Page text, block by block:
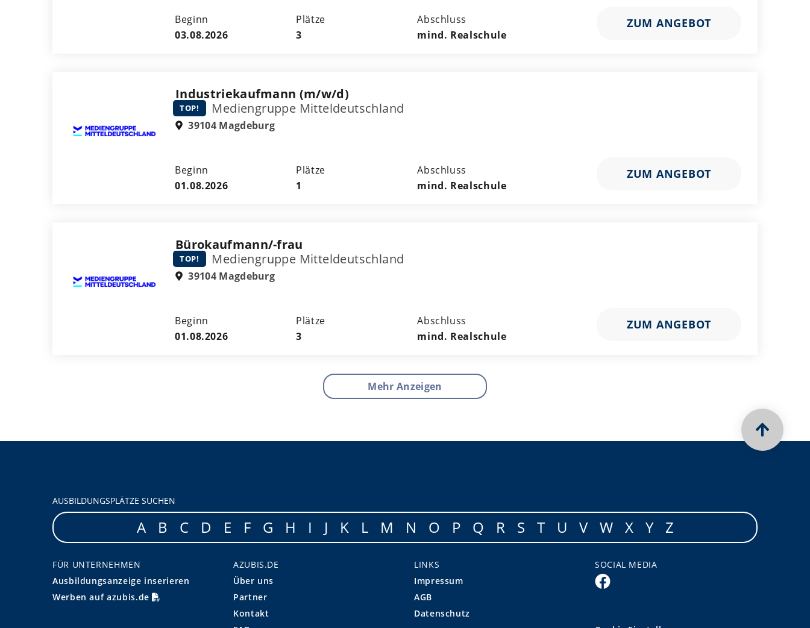
Beginn
03.08.2026
Plätze
3
Abschluss
mind. Realschule
ZUM ANGEBOT
Industriekaufmann (m/w/d)
TOP! Mediengruppe Mitteldeutschland
39104 Magdeburg
Beginn
01.08.2026
Plätze
1
Abschluss
mind. Realschule
ZUM ANGEBOT
Bürokaufmann/-frau
TOP! Mediengruppe Mitteldeutschland
39104 Magdeburg
Beginn
01.08.2026
Plätze
3
Abschluss
mind. Realschule
ZUM ANGEBOT
Mehr Anzeigen
AUSBILDUNGSPLÄTZE SUCHEN
A B C D E F G H I J K L M N O P Q R S T U V W X Y Z
FÜR UNTERNEHMEN
Ausbildungsanzeige inserieren
Werben auf azubis.de
AZUBIS.DE
Über uns
Partner
Kontakt
LINKS
Impressum
AGB
Datenschutz
SOCIAL MEDIA